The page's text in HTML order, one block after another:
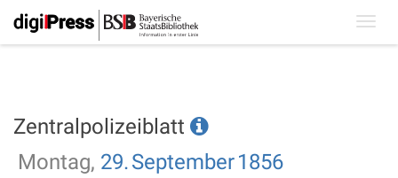
Zentralpolizeiblatt
Montag, 29.September1856